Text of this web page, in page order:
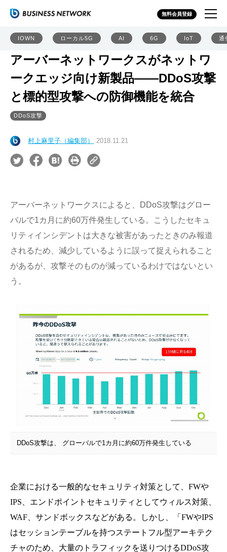
無料会員登録
IOWN ローカル5G AI 6G IoT 通
アーバーネットワークスがネットワ
ークエッジ向け新製品――DDoS攻撃
と標的型攻撃への防御機能を統合
DDoS攻撃
村上麻里子（編集部） 2018.11.21
アーバーネットワークスによると、DDoS攻撃はグロー
バルで1カ月に約60万件発生している。こうしたセキュ
リティインシデントは大きな被害があったときのみ報道
されるため、減少しているように誤って捉えられること
があるが、攻撃そのものが減っているわけではないとい
う。
DDoS攻撃は、 グローバルで1カ月に約60万件発生している
企業における一般的なセキュリティ対策として、FWや
IPS、エンドポイントセキュリティとしてウィルス対策、
WAF、サンドボックスなどがある。しかし、「FWやIPS
はセッションテーブルを持つステートフル型アーキテク
チャのため、大量のトラフィックを送りつけるDDoS攻